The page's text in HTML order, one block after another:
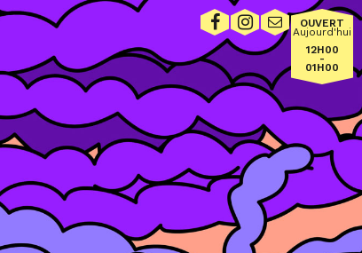
OUVERT
Aujourd'hui
12H00
-
01H00